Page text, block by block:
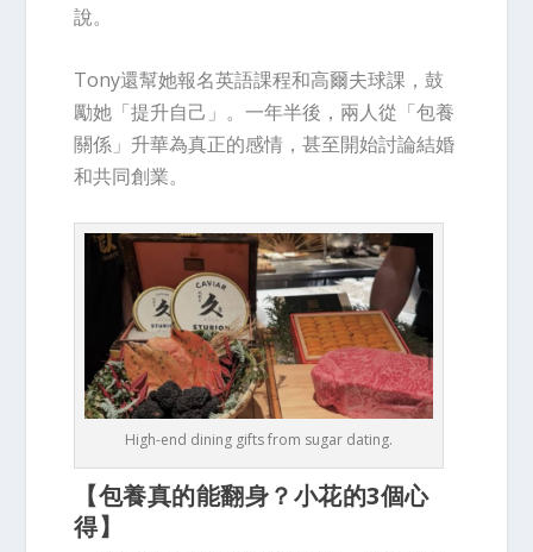
說。
Tony還幫她報名英語課程和高爾夫球課，鼓
勵她「提升自己」。一年半後，兩人從「包養
關係」升華為真正的感情 ，甚至開始討論結婚
和共同創業。
High-end dining gifts from sugar dating.
【包養真的能翻身？小花的3個心
得】